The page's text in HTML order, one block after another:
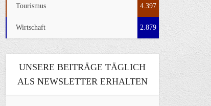
Tourismus 4.397
Wirtschaft 2.879
UNSERE BEITRÄGE TÄGLICH
ALS NEWSLETTER ERHALTEN